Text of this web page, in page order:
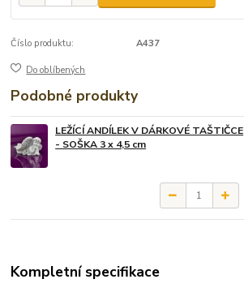
Číslo produktu: A437
Do oblíbených
Podobné produkty
LEŽÍCÍ ANDÍLEK V DÁRKOVÉ TAŠTIČCE
- SOŠKA 3 x 4,5 cm
Kompletní specifikace